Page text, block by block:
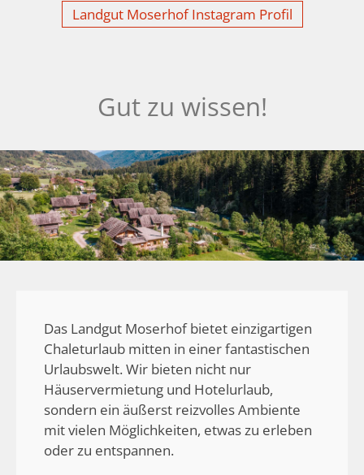
Landgut Moserhof Instagram Profil
Gut zu wissen!
Das Landgut Moserhof bietet einzigartigen
Chaleturlaub mitten in einer fantastischen
Urlaubswelt. Wir bieten nicht nur
Häuservermietung und Hotelurlaub,
sondern ein äußerst reizvolles Ambiente
mit vielen Möglichkeiten, etwas zu erleben
oder zu entspannen.